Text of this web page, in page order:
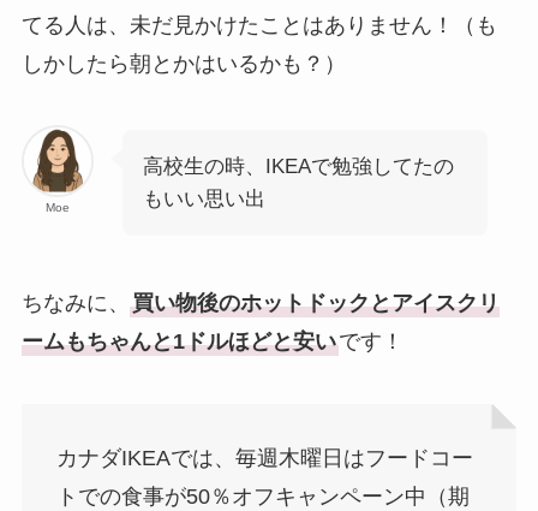
てる人は、未だ見かけたことはありません！（も
しかしたら朝とかはいるかも？）
Moe
高校生の時、IKEAで勉強してたの
もいい思い出
ちなみに、 買い物後のホットドックとアイスクリ
ームもちゃんと1ドルほどと安いです！
カナダIKEAでは、毎週木曜日はフードコー
トでの食事が50％オフキャンペーン中（期